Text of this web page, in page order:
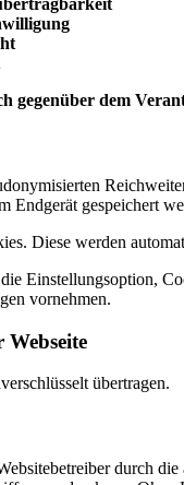
gegenüber dem
Endgerät gespeichert
Diese werden
Einstellungsoption,
vornehmen.
Webseite
übertragen.
durch